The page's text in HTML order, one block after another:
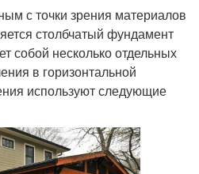
с точки зрения материалов
столбчатый фундамент
собой несколько отдельных
в горизонтальной
используют следующие